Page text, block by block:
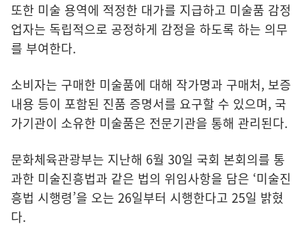
또한 미술 용역에 적정한 대가를 지급하고 미술품 감정
업자는 독립적으로 공정하게 감정을 하도록 하는 의무
를 부여한다.
소비자는 구매한 미술품에 대해 작가명과 구매처, 보증
내용 등이 포함된 진품 증명서를 요구할 수 있으며, 국
가기관이 소유한 미술품은 전문기관을 통해 관리된다.
문화체육관광부는 지난해 6월 30일 국회 본회의를 통
과한 미술진흥법과 같은 법의 위임사항을 담은 ‘미술진
흥법 시행령’을 오는 26일부터 시행한다고 25일 밝혔
다.